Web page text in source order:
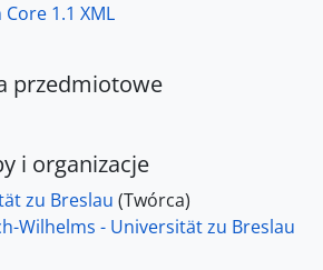
1.1 XML
przedmiotowe
i organizacje
zu Breslau (Twórca)
Wilhelms - Universität zu Breslau